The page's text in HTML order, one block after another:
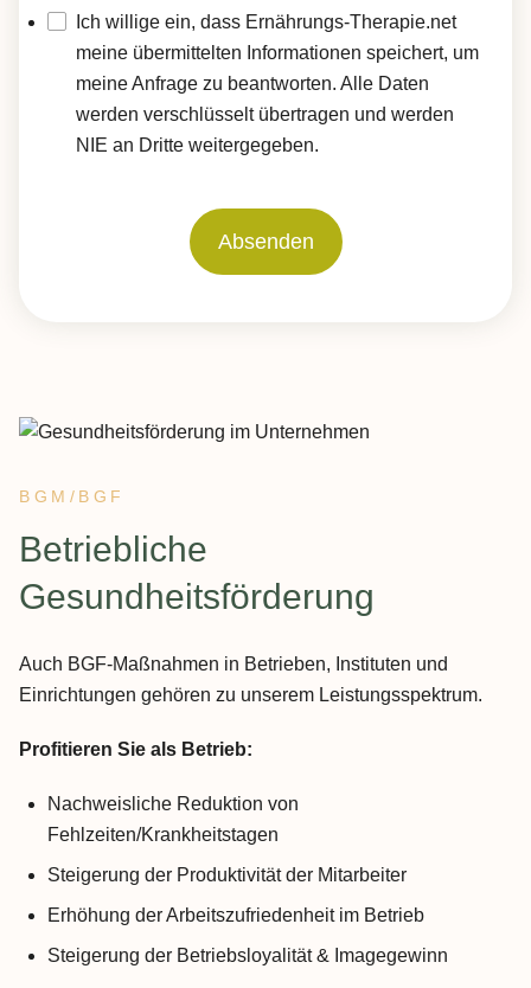
Ich willige ein, dass Ernährungs-Therapie.net
meine übermittelten Informationen speichert, um
meine Anfrage zu beantworten. Alle Daten
werden verschlüsselt übertragen und werden
NIE an Dritte weitergegeben.
Absenden
BGM/BGF
:
Betriebliche
Gesundheitsförderung
Auch BGF-Maßnahmen in Betrieben, Instituten und
Einrichtungen gehören zu unserem Leistungsspektrum.
Profitieren Sie als Betrieb:
Nachweisliche Reduktion von
Fehlzeiten/Krankheitstagen
Steigerung der Produktivität der Mitarbeiter
Erhöhung der Arbeitszufriedenheit im Betrieb
Steigerung der Betriebsloyalität & Imagegewinn